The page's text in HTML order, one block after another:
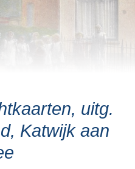
uitg.
Katwijk aan